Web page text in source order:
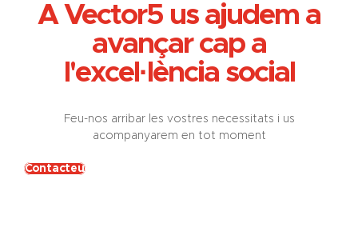
A Vector5 us ajudem a
avançar cap a
l'excel·lència social
Feu-nos arribar les vostres necessitats i us
acompanyarem en tot moment
Contacteu